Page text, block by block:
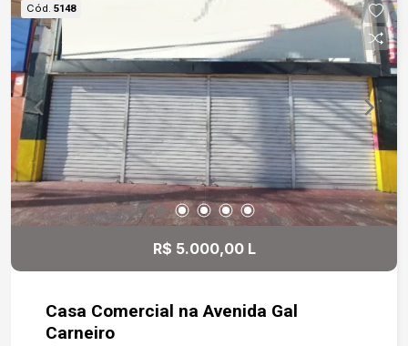
Cód. 5148
R$ 5.000,00 L
Casa Comercial na Avenida Gal
Carneiro